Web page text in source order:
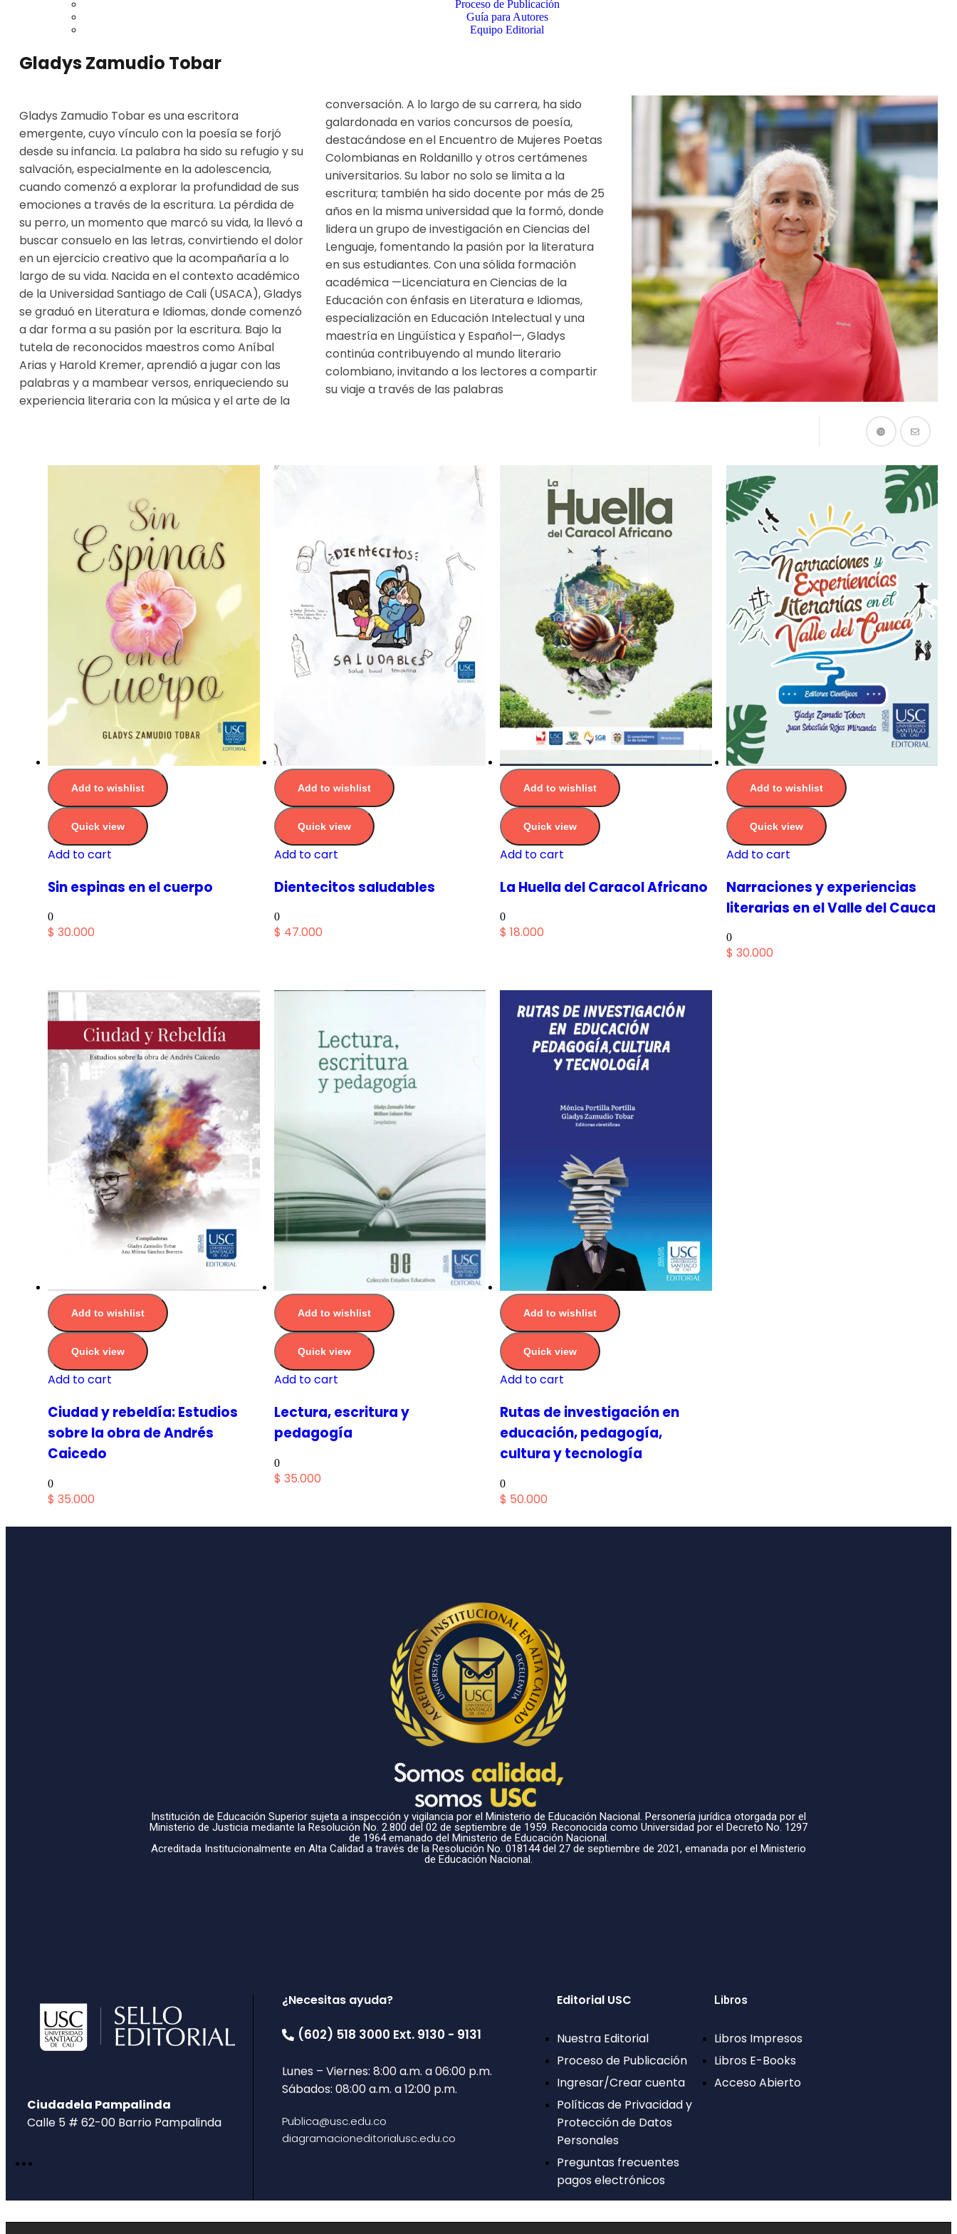
Proceso de Publicación
Guía para Autores
Equipo Editorial
Gladys Zamudio Tobar
Gladys Zamudio Tobar es una escritora
emergente, cuyo vínculo con la poesía se forjó
desde su infancia. La palabra ha sido su refugio y su
salvación, especialmente en la adolescencia,
cuando comenzó a explorar la profundidad de sus
emociones a través de la escritura. La pérdida de
su perro, un momento que marcó su vida, la llevó a
buscar consuelo en las letras, convirtiendo el dolor
en un ejercicio creativo que la acompañaría a lo
largo de su vida. Nacida en el contexto académico
de la Universidad Santiago de Cali (USACA), Gladys
se graduó en Literatura e Idiomas, donde comenzó
a dar forma a su pasión por la escritura. Bajo la
tutela de reconocidos maestros como Aníbal
Arias y Harold Kremer, aprendió a jugar con las
palabras y a mambear versos, enriqueciendo su
experiencia literaria con la música y el arte de la
conversación. A lo largo de su carrera, ha sido
galardonada en varios concursos de poesía,
destacándose en el Encuentro de Mujeres Poetas
Colombianas en Roldanillo y otros certámenes
universitarios. Su labor no solo se limita a la
escritura; también ha sido docente por más de 25
años en la misma universidad que la formó, donde
lidera un grupo de investigación en Ciencias del
Lenguaje, fomentando la pasión por la literatura
en sus estudiantes. Con una sólida formación
académica —Licenciatura en Ciencias de la
Educación con énfasis en Literatura e Idiomas,
especialización en Educación Intelectual y una
maestría en Lingüística y Español—, Gladys
continúa contribuyendo al mundo literario
colombiano, invitando a los lectores a compartir
su viaje a través de las palabras
Add to wishlist
Quick view
Add to cart
Sin espinas en el cuerpo
0
$ 30.000
Add to wishlist
Quick view
Add to cart
Dientecitos saludables
0
$ 47.000
Add to wishlist
Quick view
Add to cart
La Huella del Caracol Africano
0
$ 18.000
Add to wishlist
Quick view
Add to cart
Narraciones y experiencias
literarias en el Valle del Cauca
0
$ 30.000
Add to wishlist
Quick view
Add to cart
Ciudad y rebeldía: Estudios
sobre la obra de Andrés
Caicedo
0
$ 35.000
Add to wishlist
Quick view
Add to cart
Lectura, escritura y
pedagogía
0
$ 35.000
Add to wishlist
Quick view
Add to cart
Rutas de investigación en
educación, pedagogía,
cultura y tecnología
0
$ 50.000
Institución de Educación Superior sujeta a inspección y vigilancia por el Ministerio de Educación Nacional. Personería jurídica otorgada por el
Ministerio de Justicia mediante la Resolución No. 2.800 del 02 de septiembre de 1959. Reconocida como Universidad por el Decreto No. 1297
de 1964 emanado del Ministerio de Educación Nacional.
Acreditada Institucionalmente en Alta Calidad a través de la Resolución No. 018144 del 27 de septiembre de 2021, emanada por el Ministerio
de Educación Nacional.
Ciudadela Pampalinda
Calle 5 # 62-00 Barrio Pampalinda
¿Necesitas ayuda?
(602) 518 3000 Ext. 9130 - 9131
Lunes – Viernes: 8:00 a.m. a 06:00 p.m.
Sábados: 08:00 a.m. a 12:00 p.m.
Publica@usc.edu.co
diagramacioneditorialusc.edu.co
Editorial USC
Nuestra Editorial
Proceso de Publicación
Ingresar/Crear cuenta
Políticas de Privacidad y
Protección de Datos
Personales
Preguntas frecuentes
pagos electrónicos
Libros
Libros Impresos
Libros E-Books
Acceso Abierto